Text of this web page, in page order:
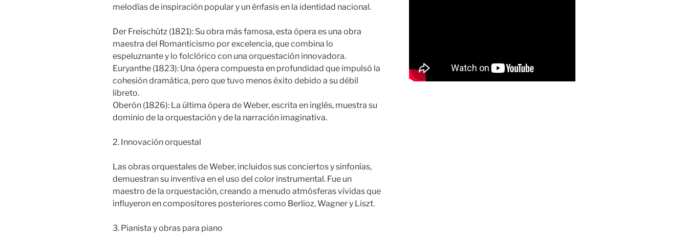
melodías de inspiración popular y un énfasis en la identidad nacional.
Der Freischütz (1821): Su obra más famosa, esta ópera es una obra
maestra del Romanticismo por excelencia, que combina lo
espeluznante y lo folclórico con una orquestación innovadora.
Euryanthe (1823): Una ópera compuesta en profundidad que impulsó la
cohesión dramática, pero que tuvo menos éxito debido a su débil
libreto.
Oberón (1826): La última ópera de Weber, escrita en inglés, muestra su
dominio de la orquestación y de la narración imaginativa.
2. Innovación orquestal
Las obras orquestales de Weber, incluidos sus conciertos y sinfonías,
demuestran su inventiva en el uso del color instrumental. Fue un
maestro de la orquestación, creando a menudo atmósferas vívidas que
influyeron en compositores posteriores como Berlioz, Wagner y Liszt.
3. Pianista y obras para piano